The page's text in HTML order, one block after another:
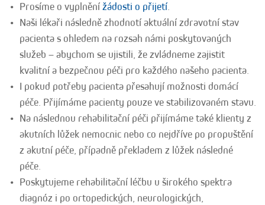
Prosíme o vyplnění žádosti o přijetí.
Naši lékaři následně zhodnotí aktuální zdravotní stav
pacienta s ohledem na rozsah námi poskytovaných
služeb – abychom se ujistili, že zvládneme zajistit
kvalitní a bezpečnou péči pro každého našeho pacienta.
I pokud potřeby pacienta přesahují možnosti domácí
péče. Přijímáme pacienty pouze ve stabilizovaném stavu.
Na následnou rehabilitační péči přijímáme také klienty z
akutních lůžek nemocnic nebo co nejdříve po propuštění
z akutní péče, případně překladem z lůžek následné
péče.
Poskytujeme rehabilitační léčbu u širokého spektra
diagnóz i po ortopedických, neurologických,